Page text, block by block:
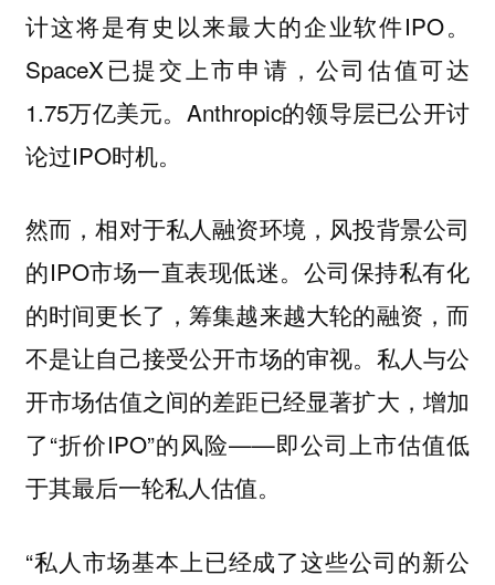
计这将是有史以来最大的企业软件IPO。
SpaceX已提交上市申请，公司估值可达
1.75万亿美元。Anthropic的领导层已公开讨
论过IPO时机。
然而，相对于私人融资环境，风投背景公司
的IPO市场一直表现低迷。公司保持私有化
的时间更长了，筹集越来越大轮的融资，而
不是让自己接受公开市场的审视。私人与公
开市场估值之间的差距已经显著扩大，增加
了“折价IPO”的风险——即公司上市估值低
于其最后一轮私人估值。
“私人市场基本上已经成了这些公司的新公